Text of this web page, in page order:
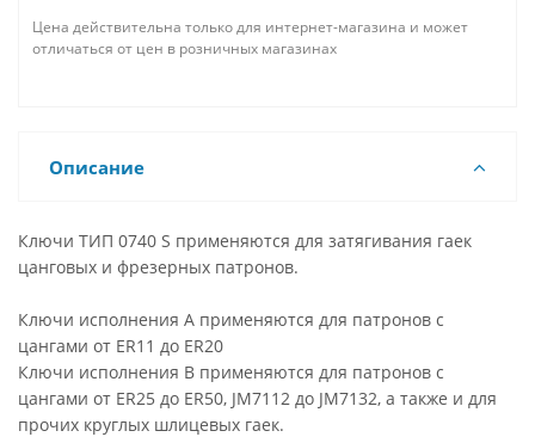
Цена действительна только для интернет-магазина и может
отличаться от цен в розничных магазинах
Описание
Ключи ТИП 0740 S применяются для затягивания гаек
цанговых и фрезерных патронов.
Ключи исполнения А применяются для патронов с
цангами от ER11 до ER20
Ключи исполнения В применяются для патронов с
цангами от ER25 до ER50, JM7112 до JM7132, а также и для
прочих круглых шлицевых гаек.